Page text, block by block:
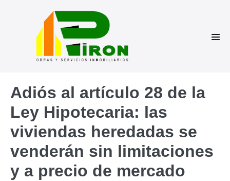
Adiós al artículo 28 de la
Ley Hipotecaria: las
viviendas heredadas se
venderán sin limitaciones
y a precio de mercado